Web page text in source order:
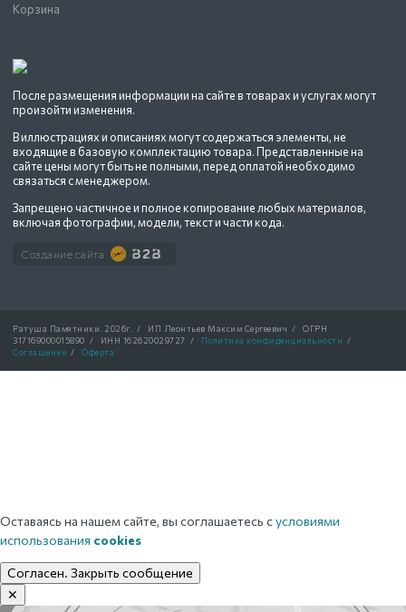
После размещения информации на сайте в товарах и услугах могут
произойти изменения.
В иллюстрациях и описаниях могут содержаться элементы, не
входящие в базовую комплектацию товара. Представленные на
сайте цены могут быть не полными, перед оплатой необходимо
связаться с менеджером.
Запрещено частичное и полное копирование любых материалов,
включая фотографии, модели, текст и части кода.
Создание сайта
Корзина
Ратуша Памятники. 2026г. / ИП Леонтьев Максим Сергеевич /
ОГРН
317169000015890 / ИНН 162620029727 / Политика конфиденциальности /
Соглашение / Оферта
Оставаясь на нашем сайте, вы соглашаетесь сусловиями
использования cookies
Согласен. Закрыть сообщение
✕